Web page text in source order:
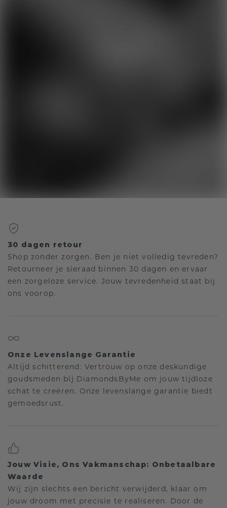
30 dagen retour
Shop zonder zorgen. Ben je niet volledig tevreden?
Retourneer je sieraad binnen 30 dagen en ervaar
een zorgeloze service. Jouw tevredenheid staat bij
ons voorop.
Onze Levenslange Garantie
Altijd schitterend: Vertrouw op onze deskundige
goudsmeden bij DiamondsByMe om jouw tijdloze
schat te creëren. Onze levenslange garantie biedt
gemoedsrust.
Jouw Visie, Ons Vakmanschap: Onbetaalbare
Waarde
Wij zijn slechts een bericht verwijderd, klaar om
jouw droom met precisie te realiseren. Door de